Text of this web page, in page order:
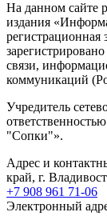
На данном сайте
издания
связи,
коммуникаций
Учредитель
"Сопки"».
Адрес и
край, г.
+7 908 961 71-06
Электронный